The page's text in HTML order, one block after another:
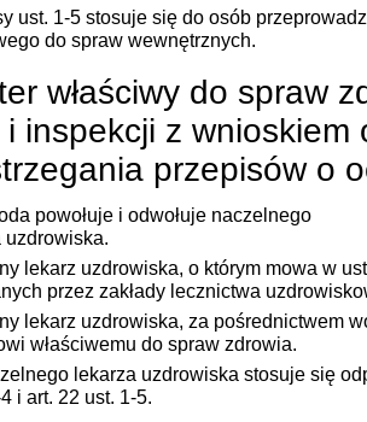
ust. 1-5 stosuje się do osób
do spraw wewnętrznych.
właściwy do spraw
i inspekcji z
przepisów o
powołuje i odwołuje naczelnego
uzdrowiska.
lekarz uzdrowiska, o którym mowa w
przez zakłady lecznictwa
lekarz uzdrowiska, za pośrednictwem
właściwemu do spraw zdrowia.
lekarza uzdrowiska stosuje się
i art. 22 ust. 1-5.